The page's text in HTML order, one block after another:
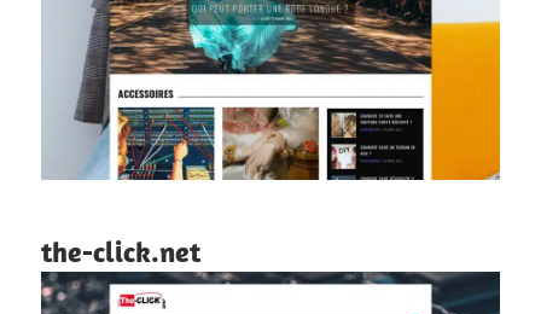
the-click.net